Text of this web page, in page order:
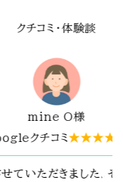
クチコミ・体験談
Y.T.様
クチコミ★★★★★
の写真撮影をお願い